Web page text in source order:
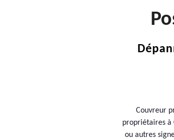
Couvreur
propriétaires à
ou autres